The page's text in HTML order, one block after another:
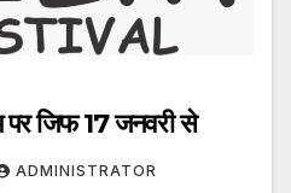
जिफ 17 जनवरी से
ADMINISTRATOR